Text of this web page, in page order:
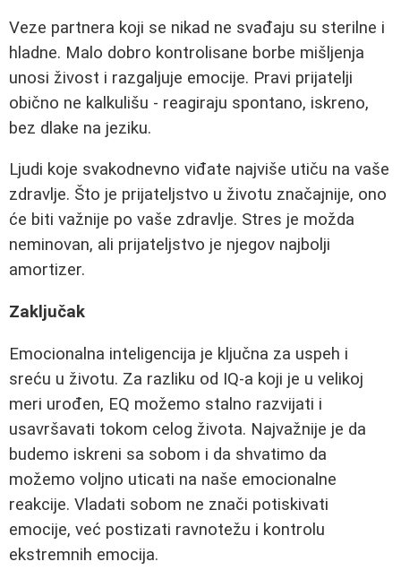
Veze partnera koji se nikad ne svađaju su sterilne i
hladne. Malo dobro kontrolisane borbe mišljenja
unosi živost i razgaljuje emocije. Pravi prijatelji
obično ne kalkulišu - reagiraju spontano, iskreno,
bez dlake na jeziku.
Ljudi koje svakodnevno viđate najviše utiču na vaše
zdravlje. Što je prijateljstvo u životu značajnije, ono
će biti važnije po vaše zdravlje. Stres je možda
neminovan, ali prijateljstvo je njegov najbolji
amortizer.
Zaključak
Emocionalna inteligencija je ključna za uspeh i
sreću u životu. Za razliku od IQ-a koji je u velikoj
meri urođen, EQ možemo stalno razvijati i
usavršavati tokom celog života. Najvažnije je da
budemo iskreni sa sobom i da shvatimo da
možemo voljno uticati na naše emocionalne
reakcije. Vladati sobom ne znači potiskivati
emocije, već postizati ravnotežu i kontrolu
ekstremnih emocija.